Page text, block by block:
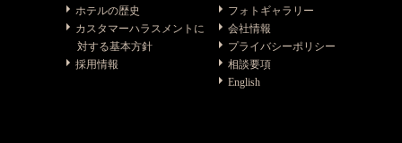
ホテルの歴史
カスタマーハラスメントに
対する基本方針
採用情報
フォトギャラリー
会社情報
プライバシーポリシー
相談要項
English